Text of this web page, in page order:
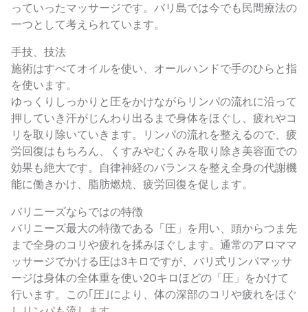
っていったマッサージです。バリ島では今でも民間療法の
一つとして考えられています。
手技、技法
施術はすべてオイルを使い、オールハンドで手のひらと指
を使います。
ゆっくりしっかりと圧をかけながらリンパの流れに沿って
押していき汗がじんわり出るまで身体をほぐし、疲れやコ
リを取り除いていきます。リンパの流れを整えるので、疲
労回復はもちろん、くすみやむくみを取り除き美容面での
効果も絶大です。自律神経のバランスを整え全身の代謝機
能に働きかけ、脂肪燃焼、疲労回復を促します。
バリニーズならではの特徴
バリニーズ最大の特徴である「圧」を用い、頭からつま先
まで全身のコリや疲れを揉みほぐします。通常のアロママ
ッサージでかける圧は3キロですが、バリ式リンパマッサ
ージは身体の全体重を使い20キロほどの「圧」をかけて
行います。この｢圧｣により、体の深部のコリや疲れをほぐ